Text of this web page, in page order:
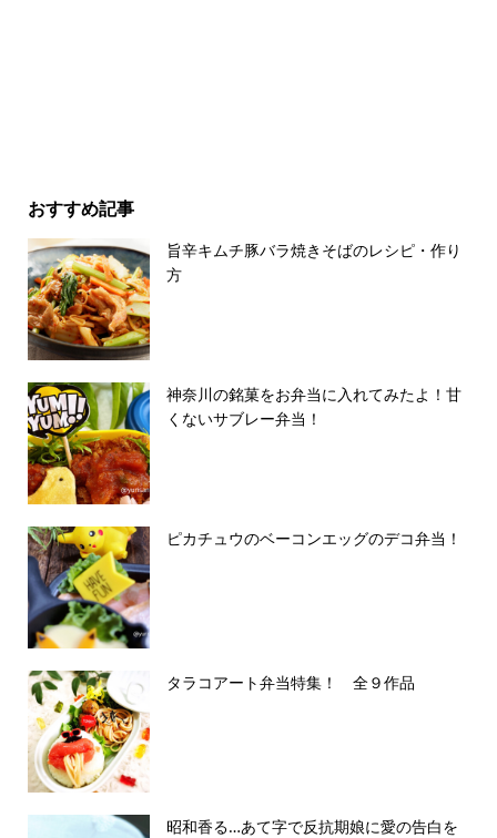
おすすめ記事
旨辛キムチ豚バラ焼きそばのレシピ・作り
方
神奈川の銘菓をお弁当に入れてみたよ！甘
くないサブレー弁当！
ピカチュウのベーコンエッグのデコ弁当！
タラコアート弁当特集！ 全９作品
昭和香る…あて字で反抗期娘に愛の告白を